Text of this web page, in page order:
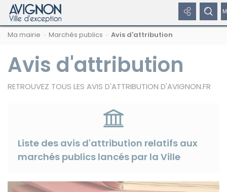
Rechercher
sur
avignon.fr
Afficher
sociaux
Nous
suivre
les
réseaux
sociaux
Facebook
Navigation
par
d'Ariane
Ma mairie Marchés publics Avis d'attribution
Avis d'attribution
RETROUVEZ TOUS LES AVIS D'ATTRIBUTION D'AVIGNON.FR
Liste des avis d'attribution relatifs aux
marchés publics lancés par la Ville
Panneau de gestion des cookies